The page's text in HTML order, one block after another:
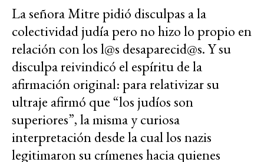
La señora Mitre pidió disculpas a la
colectividad judía pero no hizo lo propio en
relación con los l@s desaparecid@s. Y su
disculpa reivindicó el espíritu de la
afirmación original: para relativizar su
ultraje afirmó que “los judíos son
superiores”, la misma y curiosa
interpretación desde la cual los nazis
legitimaron su crímenes hacia quienes